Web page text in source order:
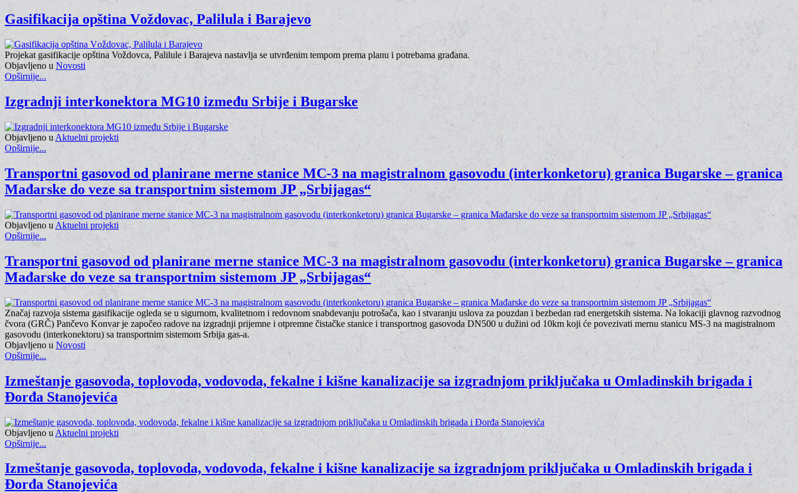
Gasifikacija opština Vоždovac, Palilula i Barajevo
Projekat gasifikacije opština Voždovca, Palilule i Barajeva nastavlja se utvrđenim tempom prema planu i potrebama građana.
Objavljeno u Novosti
Opširnije...
Izgradnji interkonektora MG10 između Srbije i Bugarske
Objavljeno u Aktuelni projekti
Opširnije...
Transportni gasovod od planirane merne stanice МС-3 na magistralnom gasovodu (interkonketoru) granica Bugarske – granica
Mađarske do veze sa transportnim sistemom JP „Srbijagas“
Objavljeno u Aktuelni projekti
Opširnije...
Transportni gasovod od planirane merne stanice МС-3 na magistralnom gasovodu (interkonketoru) granica Bugarske – granica
Mađarske do veze sa transportnim sistemom JP „Srbijagas“
Značaj razvoja sistema gasifikacije ogleda se u sigurnom, kvalitetnom i redovnom snabdevanju potrošača, kao i stvaranju uslova za pouzdan i bezbedan rad energetskih sistema. Na lokaciji glavnog razvodnog
čvora (GRČ) Pančevo Konvar je započeo radove na izgradnji prijemne i otpremne čistačke stanice i transportnog gasovoda DN500 u dužini od 10km koji će povezivati mernu stanicu MS-3 na magistralnom
gasovodu (interkonektoru) sa transportnim sistemom Srbija gas-a.
Objavljeno u Novosti
Opširnije...
Izmeštanje gasovoda, toplovoda, vodovoda, fekalne i kišne kanalizacije sa izgradnjom priključaka u Omladinskih brigada i
Đorđa Stanojevića
Objavljeno u Aktuelni projekti
Opširnije...
Izmeštanje gasovoda, toplovoda, vodovoda, fekalne i kišne kanalizacije sa izgradnjom priključaka u Omladinskih brigada i
Đorđa Stanojevića